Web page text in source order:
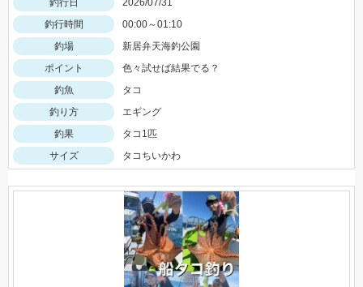
釣行日
2026/07/31
釣行時間
00:00～01:10
釣場
新居弁天海釣公園
ポイント
色々試せば結果でる？
釣魚
タコ
釣り方
エギング
釣果
タコ1匹
サイズ
タコちいかわ